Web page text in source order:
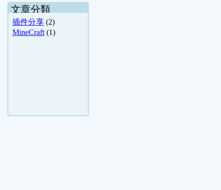
文章分類
插件分享 (2)
MineCraft (1)